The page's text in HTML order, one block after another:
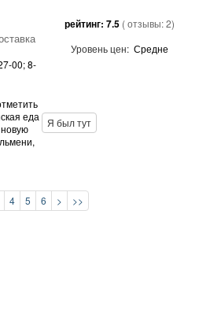
00; 8-
рейтинг: 7.5 ( отзывы:2)
Уровень цен: Средне
еда
Я был тут
4 5 6 > >>